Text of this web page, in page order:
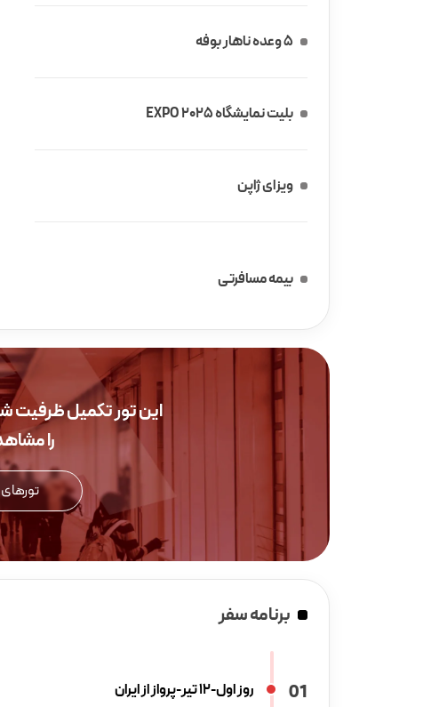
5 وعده ناهار بوفه
بلیت نمایشگاه EXPO 2025
ویزای ژاپن
بیمه مسافرتی
این تور تکمیل ظرفیت
را
برنامه سفر
01 روز اول-12 تیر-پرواز از ایران